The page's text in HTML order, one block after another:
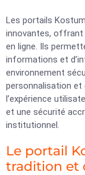
Les portails
innovantes, offrant
en ligne. Ils
informations et
environnement
personnalisation et
l’expérience
et une sécurité
institutionnel.
Le portail
tradition et